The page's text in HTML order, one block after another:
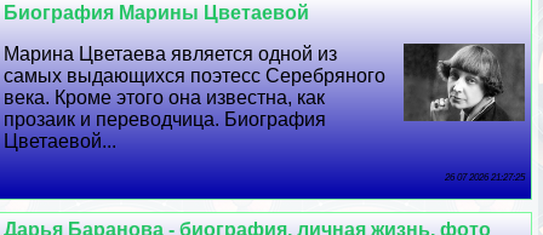
Биография Марины Цветаевой
Марина Цветаева является одной из
самых выдающихся поэтесс Серебряного
века. Кроме этого она известна, как
прозаик и переводчица. Биография
Цветаевой...
26 07 2026 21:27:25
Дарья Бapaнова - биография, личная жизнь, фото